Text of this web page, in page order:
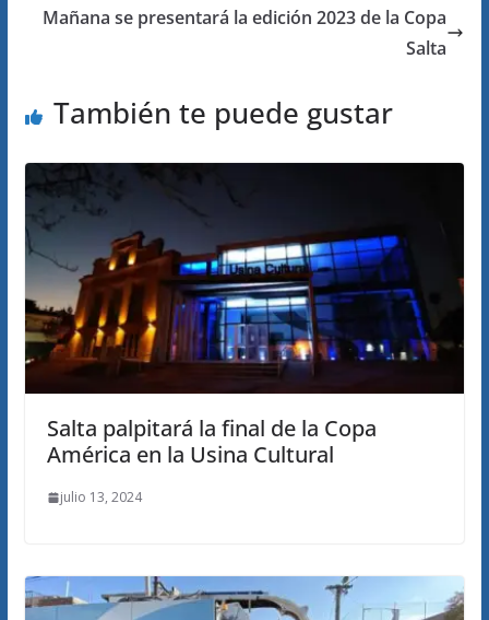
Mañana se presentará la edición 2023 de la Copa
Salta
También te puede gustar
Salta palpitará la final de la Copa
América en la Usina Cultural
julio 13, 2024